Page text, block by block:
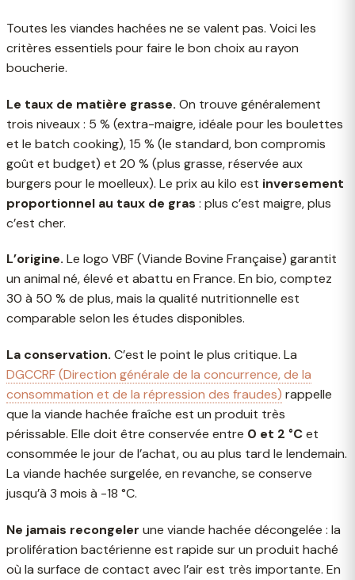
Toutes les viandes hachées ne se valent pas. Voici les
critères essentiels pour faire le bon choix au rayon
boucherie.
Le taux de matière grasse. On trouve généralement
trois niveaux : 5 % (extra-maigre, idéale pour les boulettes
et le batch cooking), 15 % (le standard, bon compromis
goût et budget) et 20 % (plus grasse, réservée aux
burgers pour le moelleux). Le prix au kilo est inversement
proportionnel au taux de gras : plus c’est maigre, plus
c’est cher.
L’origine. Le logo VBF (Viande Bovine Française) garantit
un animal né, élevé et abattu en France. En bio, comptez
30 à 50 % de plus, mais la qualité nutritionnelle est
comparable selon les études disponibles.
La conservation. C’est le point le plus critique. La
DGCCRF (Direction générale de la concurrence, de la
consommation et de la répression des fraudes) rappelle
que la viande hachée fraîche est un produit très
périssable. Elle doit être conservée entre 0 et 2 °Cet
consommée le jour de l’achat, ou au plus tard le lendemain.
La viande hachée surgelée, en revanche, se conserve
jusqu’à 3 mois à -18 °C.
Ne jamais recongeler une viande hachée décongelée : la
prolifération bactérienne est rapide sur un produit haché
où la surface de contact avec l’air est très importante. En